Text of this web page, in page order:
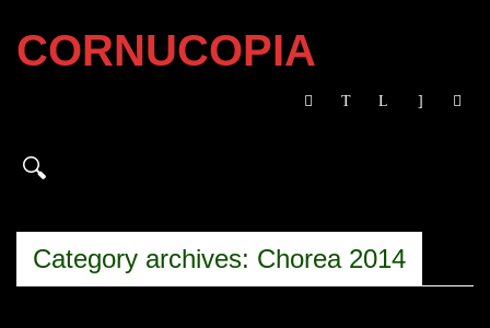
CORNUCOPIA
Category archives: Chorea 2014